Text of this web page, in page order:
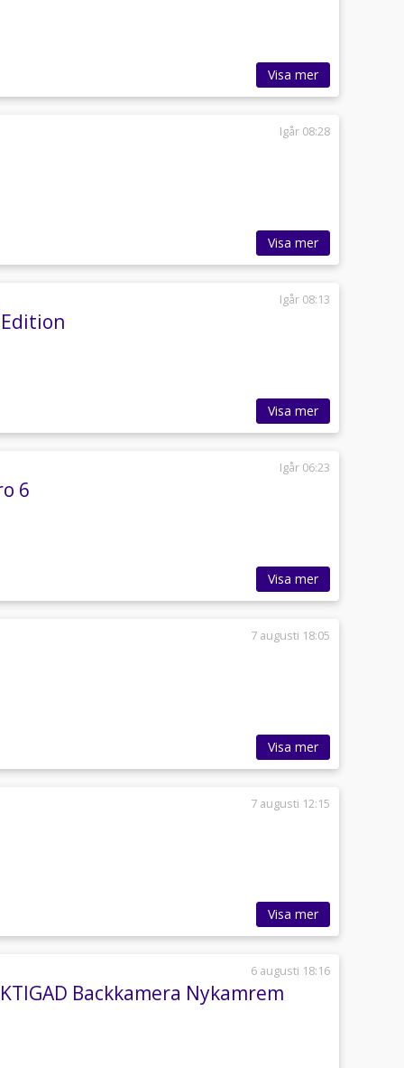
Visa mer
Igår 08:28
Visa mer
Igår 08:13
Visa mer
Igår 06:23
6
Visa mer
7 augusti 18:05
Visa mer
7 augusti 12:15
Visa mer
6 augusti 18:16
Backkamera Nykamrem